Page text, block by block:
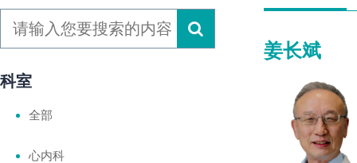
科室
全部
心内科
姜长斌